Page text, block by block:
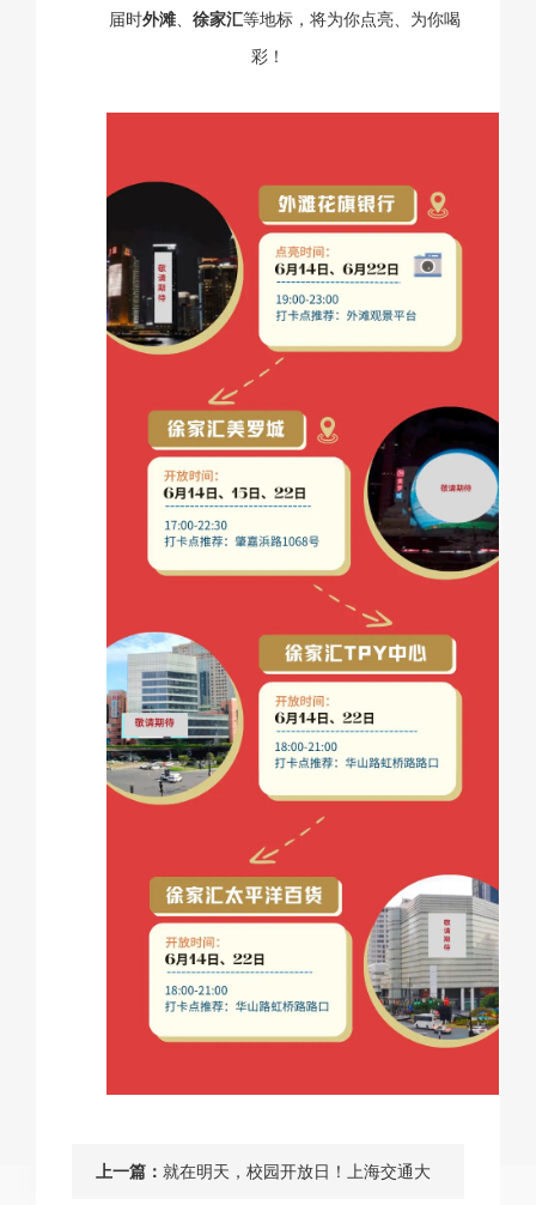
届时外滩 、徐家汇等地标，将为你点亮、为你喝
彩！
上一篇： 就在明天，校园开放日！上海交通大